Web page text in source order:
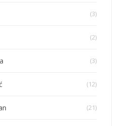
(3)
(2)
(3)
(12)
(21)